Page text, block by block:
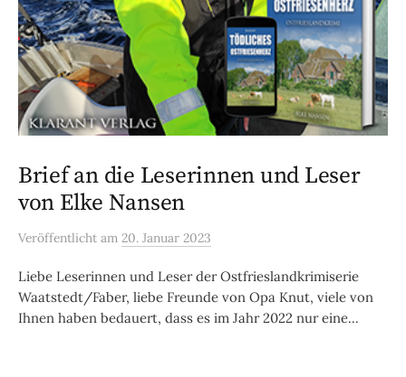
Brief an die Leserinnen und Leser
von Elke Nansen
Veröffentlicht am 20. Januar 2023
Liebe Leserinnen und Leser der Ostfrieslandkrimiserie
Waatstedt/Faber, liebe Freunde von Opa Knut, viele von
Ihnen haben bedauert, dass es im Jahr 2022 nur eine...